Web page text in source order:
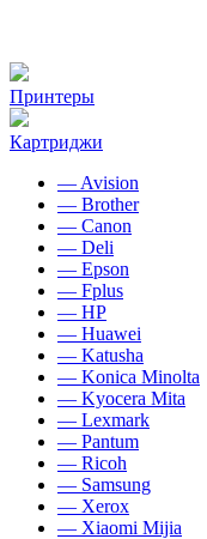
Принтеры
Картриджи
— Avision
— Brother
— Canon
— Deli
— Epson
— Fplus
— HP
— Huawei
— Katusha
— Konica Minolta
— Kyocera Mita
— Lexmark
— Pantum
— Ricoh
— Samsung
— Xerox
— Xiaomi Mijia